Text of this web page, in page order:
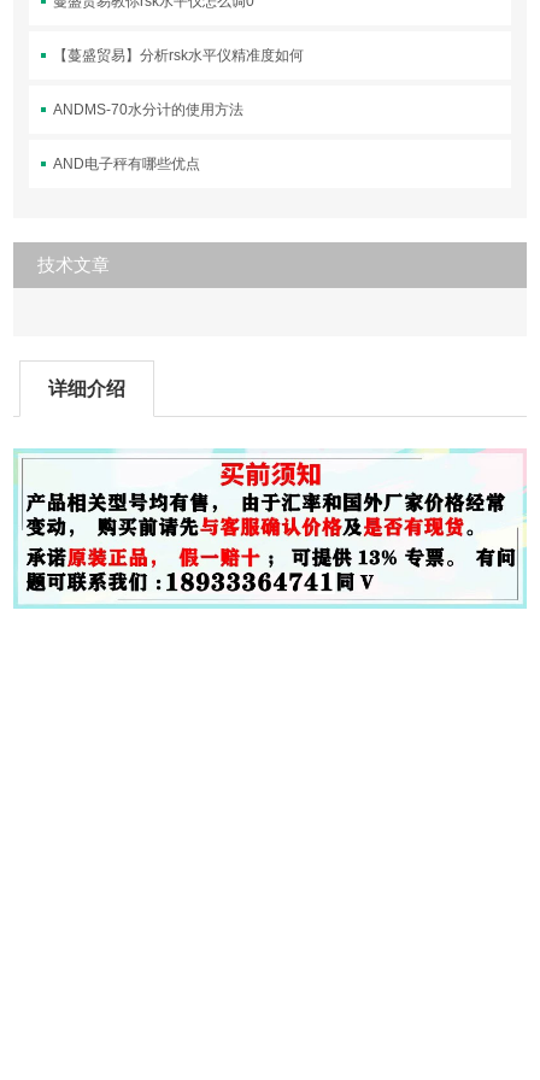
【蔓盛贸易】分析rsk水平仪精准度如何
ANDMS-70水分计的使用方法
AND电子秤有哪些优点
技术文章
详细介绍